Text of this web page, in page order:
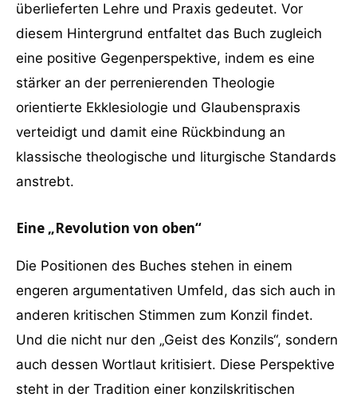
überlieferten Lehre und Praxis gedeutet. Vor
diesem Hintergrund entfaltet das Buch zugleich
eine positive Gegenperspektive, indem es eine
stärker an der perrenierenden Theologie
orientierte Ekklesiologie und Glaubenspraxis
verteidigt und damit eine Rückbindung an
klassische theologische und liturgische Standards
anstrebt.
Eine „Revolution von oben“
Die Positionen des Buches stehen in einem
engeren argumentativen Umfeld, das sich auch in
anderen kritischen Stimmen zum Konzil findet.
Und die nicht nur den „Geist des Konzils“, sondern
auch dessen Wortlaut kritisiert. Diese Perspektive
steht in der Tradition einer konzilskritischen